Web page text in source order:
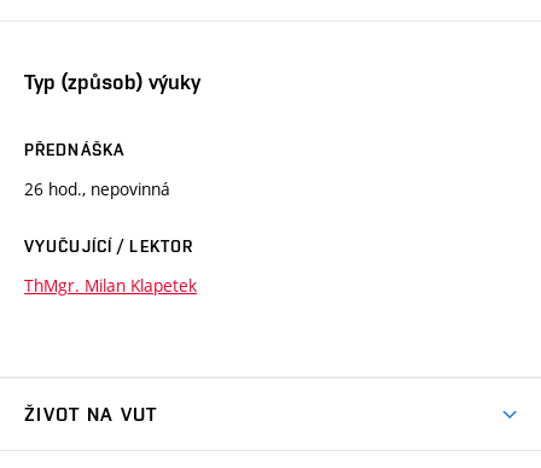
Typ (způsob) výuky
PŘEDNÁŠKA
26 hod., nepovinná
VYUČUJÍCÍ / LEKTOR
ThMgr. Milan Klapetek
ŽIVOT NA VUT